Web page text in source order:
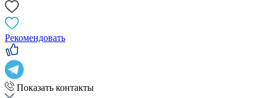
Рекомендовать
Показать контакты